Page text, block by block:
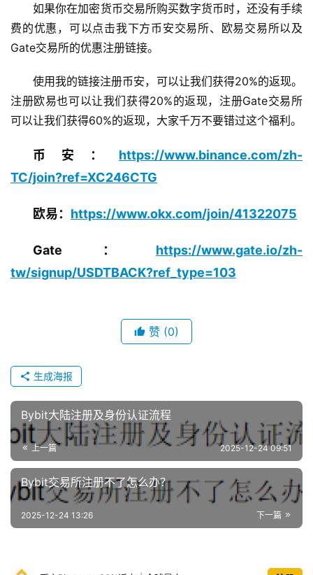
如果你在加密货币交易所购买数字货币时，还没有手续
费的优惠，可以点击我下方币安交易所、欧易交易所以及
Gate交易所的优惠注册链接。
使用我的链接注册币安，可以让我们获得20%的返现。
注册欧易也可以让我们获得20%的返现，注册Gate交易所
可以让我们获得60%的返现，大家千万不要错过这个福利。
币安： https://www.binance.com/zh-
TC/join?ref=XC246CTG
欧易： https://www.okx.com/join/41322075
Gate： https://www.gate.io/zh-
tw/signup/USDTBACK?ref_type=103
赞 (0)
生成海报
Bybit大陆注册及身份认证流程
上一篇 2025-12-24 09:51
Bybit交易所注册不了怎么办？
下一篇
2025-12-24 13:26